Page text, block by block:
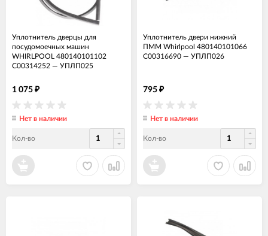
Уплотнитель дверцы для
посудомоечных машин
WHIRLPOOL 480140101102
C00314252 — УПЛП025
1 075 ₽
Нет в наличии
Кол-во
Уплотнитель двери нижний
ПММ Whirlpool 480140101066
C00316690 — УПЛП026
795 ₽
Нет в наличии
Кол-во